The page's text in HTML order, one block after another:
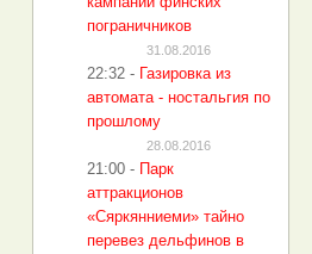
пограничников
31.08.2016
22:32 - Газировка из
автомата - ностальгия по
прошлому
28.08.2016
21:00 - Парк
аттракционов
«Сяркянниеми» тайно
перевез дельфинов в